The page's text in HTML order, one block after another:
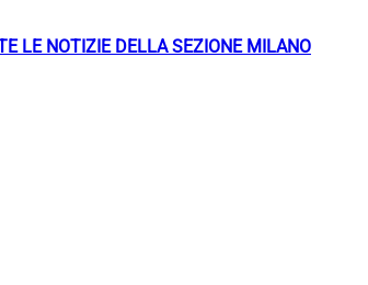
LE NOTIZIE DELLA SEZIONE MILANO